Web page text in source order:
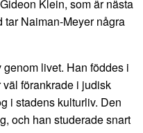
Klein, som är nästa
tar Naiman-Meyer några
livet. Han föddes i
förankrade i judisk
i stadens kulturliv. Den
och han studerade snart